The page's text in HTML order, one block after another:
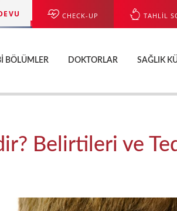
CHECK-UP TAHLİL
BÖLÜMLER DOKTORLAR SAĞLIK
Belirtileri ve